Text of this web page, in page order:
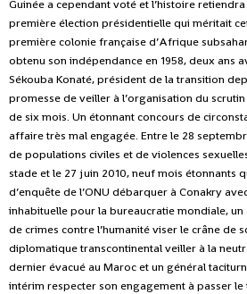
Guinée a cependant voté et l’histoire retiendra
première élection présidentielle qui méritait
première colonie française d’Afrique
obtenu son indépendance en 1958, deux ans
Sékouba Konaté, président de la transition
promesse de veiller à l’organisation du
de six mois. Un étonnant concours de
affaire très mal engagée. Entre le 28
de populations civiles et de violences
stade et le 27 juin 2010, neuf mois étonnants
d’enquête de l’ONU débarquer à Conakry
inhabituelle pour la bureaucratie mondiale,
de crimes contre l’humanité viser le crâne de
diplomatique transcontinental veiller à la
dernier évacué au Maroc et un général
intérim respecter son engagement à passer